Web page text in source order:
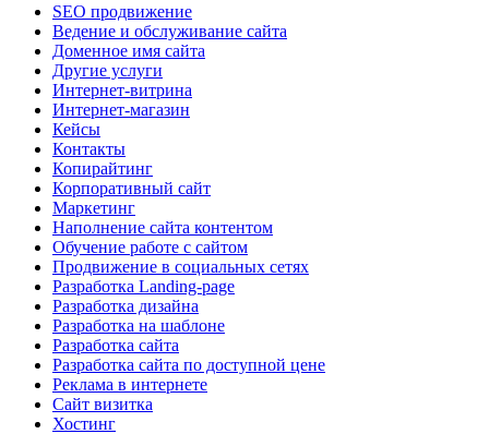
SEO продвижение
Ведение и обслуживание сайта
Доменное имя сайта
Другие услуги
Интернет-витрина
Интернет-магазин
Кейсы
Контакты
Копирайтинг
Корпоративный сайт
Маркетинг
Наполнение сайта контентом
Обучение работе с сайтом
Продвижение в социальных сетях
Разработка Landing-page
Разработка дизайна
Разработка на шаблоне
Разработка сайта
Разработка сайта по доступной цене
Реклама в интернете
Сайт визитка
Хостинг